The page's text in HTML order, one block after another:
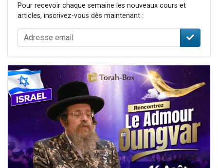
Pour recevoir chaque semaine les nouveaux cours et
articles, inscrivez-vous dès maintenant :